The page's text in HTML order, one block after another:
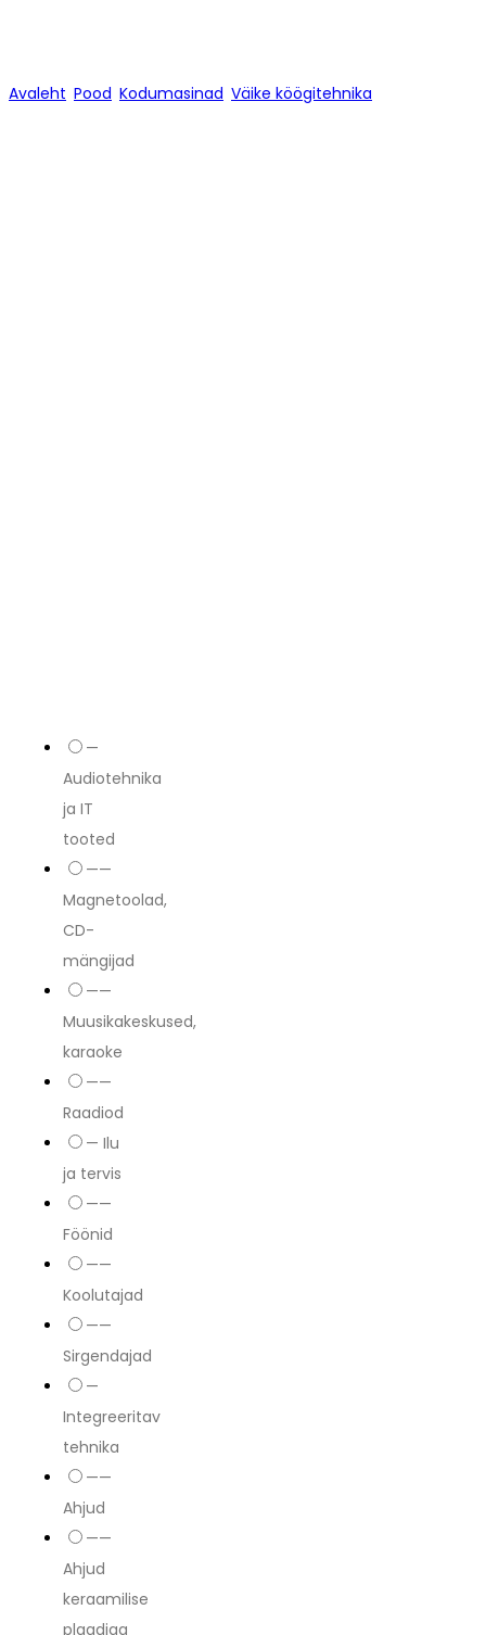
Avaleht Pood Kodumasinad Väike köögitehnika
—
Audiotehnika
ja IT
tooted
——
Magnetoolad,
CD-
mängijad
——
Muusikakeskused,
karaoke
——
Raadiod
— Ilu
ja tervis
——
Föönid
——
Koolutajad
——
Sirgendajad
—
Integreeritav
tehnika
——
Ahjud
——
Ahjud
keraamilise
plaadiga